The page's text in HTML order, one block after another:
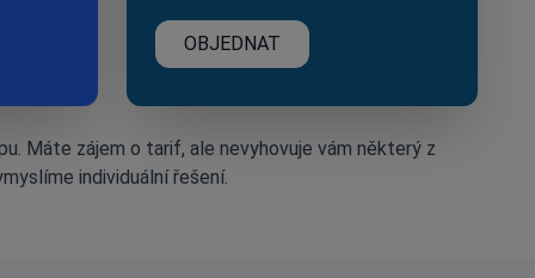
Propojení s účetními systémy s
automatickým přenosem
Zpětná editace objednávky
OBJEDNAT
Máte zájem o tarif, ale nevyhovuje vám některý z
individuální řešení.